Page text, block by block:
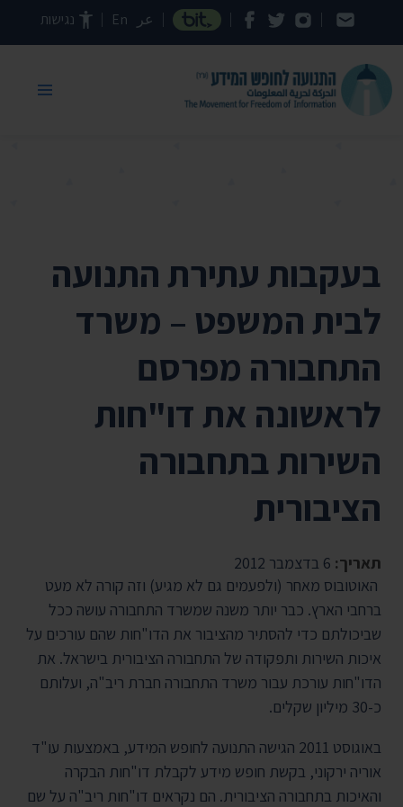
דילוג לתוכן העמוד عر En נגישות
בעקבות עתירת התנועה
לבית המשפט – משרד
התחבורה מפרסם
לראשונה את דו"חות
השירות בתחבורה
הציבורית
תאריך:
האוטובוס מאחר (ולפעמים גם לא מגיע) וזה קורה לא מעט
ברחבי הארץ. כבר יותר משנה שמשרד התחבורה עושה ככל
שביכולתם כדי להסתיר מהציבור את הדו"חות שהם עורכים על
איכות השירות ותפקודה של התחבורה הציבורית בישראל. את
הדו"חות עורכת עבור משרד התחבורה חברת ריב"ה, ועלותם
כ-30 מיליון שקלים.
באוגוסט 2011 הגישה התנועה לחופש המידע, באמצעות עו"ד
אוריה ירקוני, בקשת חופש מידע לקבלת דו"חות הבקרה
והאיכות בתחבורה הציבורית. הם נקראים דו"חות ריב"ה על שם